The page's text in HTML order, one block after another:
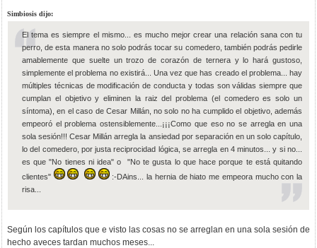
Simbiosis dijo:
El tema es siempre el mismo... es mucho mejor crear una relación sana con tu
perro, de esta manera no solo podrás tocar su comedero, también podrás pedirle
amablemente que suelte un trozo de corazón de ternera y lo hará gustoso,
simplemente el problema no existirá... Una vez que has creado el problema... hay
múltiples técnicas de modificación de conducta y todas son válidas siempre que
cumplan el objetivo y eliminen la raiz del problema (el comedero es solo un
síntoma), en el caso de Cesar Millán, no solo no ha cumplido el objetivo, además
empeoró el problema ostensiblemente...¡¡¡Como que eso no se arregla en una
sola sesión!!! Cesar Millán arregla la ansiedad por separación en un solo capítulo,
lo del comedero, por justa reciprocidad lógica, se arregla en 4 minutos... y si no...
es que "No tienes ni idea" o "No te gusta lo que hace porque te está quitando
clientes"
:-DAins... la hernia de hiato me empeora mucho con la
risa...
Según los capítulos que e visto las cosas no se arreglan en una sola sesión de
hecho aveces tardan muchos meses...